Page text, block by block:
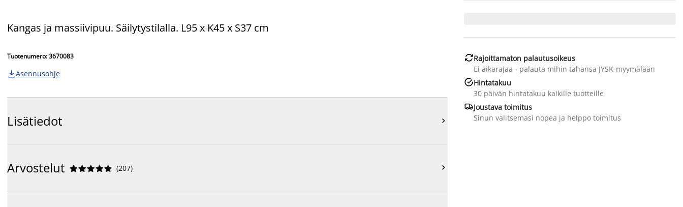
Kangas ja massiivipuu. Säilytystilalla. L95 x K45 x S37 cm
Tuotenumero: 3670083
 Asennusohje
Lisätiedot 
Arvostelut 




 (207) 
Rajoittamaton palautusoikeus
Ei aikarajaa - palauta mihin tahansa JYSK-myymälään
Hintatakuu
30 päivän hintatakuu kaikille tuotteille
Joustava toimitus
Sinun valitsemasi nopea ja helppo toimitus